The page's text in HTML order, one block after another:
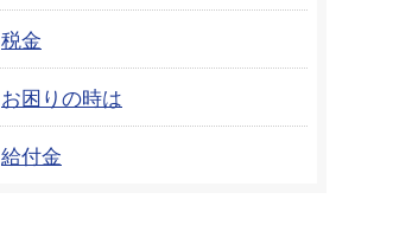
税金
お困りの時は
給付金